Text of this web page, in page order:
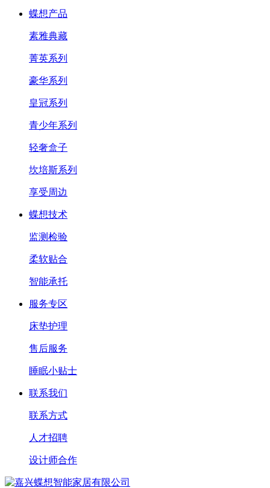
蝶想产品
素雅典藏
菁英系列
豪华系列
皇冠系列
青少年系列
轻奢盒子
坎培斯系列
享受周边
蝶想技术
监测检验
柔软贴合
智能承托
服务专区
床垫护理
售后服务
睡眠小贴士
联系我们
联系方式
人才招聘
设计师合作